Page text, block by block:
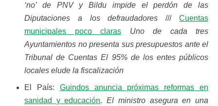
‘no’ de PNV y Bildu impide el perdón de las
Diputaciones a los defraudadores ///Cuentas
municipales poco claras
Uno de cada tres
Ayuntamientos no presenta sus presupuestos ante el
Tribunal de Cuentas El 95% de los entes públicos
locales elude la fiscalización
El País: Guindos anuncia próximas reformas en
sanidad y educación.El ministro asegura en una